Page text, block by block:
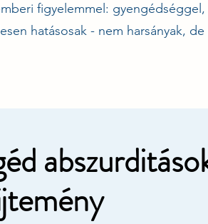
figyelemmel: gyengédséggel,
hatásosak - nem harsányak,